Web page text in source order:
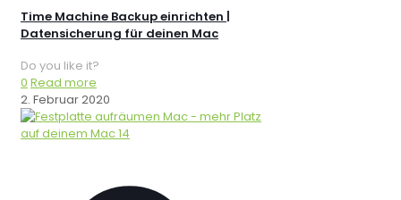
Time Machine Backup einrichten |
Datensicherung für deinen Mac
Do you like it?
0 Read more
2. Februar 2020